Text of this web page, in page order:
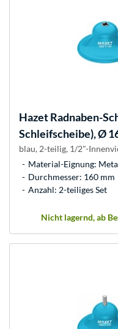
HazetRadnaben-
Schleifscheibe), Ø
blau, 2-teilig, 1/2"-
Material-Eignung:
Durchmesser: 160 mm
Anzahl: 2-teiliges Set
Nicht lagernd, ab